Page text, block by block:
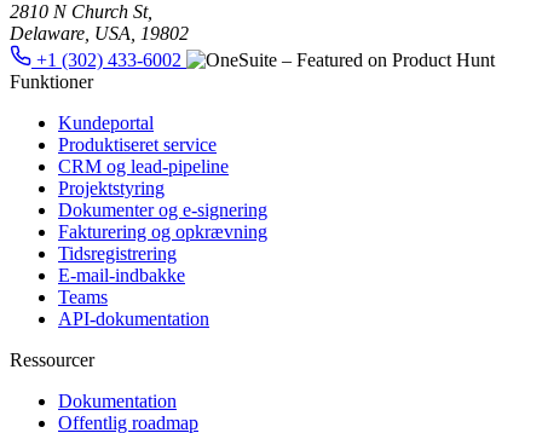
2810 N Church St,
Delaware, USA, 19802
+1 (302) 433-6002
Funktioner
Kundeportal
Produktiseret service
CRM og lead-pipeline
Projektstyring
Dokumenter og e-signering
Fakturering og opkrævning
Tidsregistrering
E-mail-indbakke
Teams
API-dokumentation
Ressourcer
Dokumentation
Offentlig roadmap